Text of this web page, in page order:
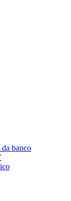
banco